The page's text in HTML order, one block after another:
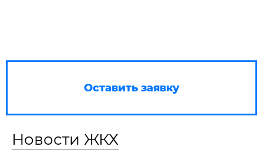
Оставить заявку
Новости ЖКХ